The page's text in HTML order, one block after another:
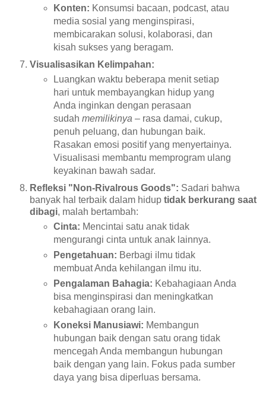
Konten: Konsumsi bacaan, podcast, atau
media sosial yang menginspirasi,
membicarakan solusi, kolaborasi, dan
kisah sukses yang beragam.
Visualisasikan Kelimpahan:
Luangkan waktu beberapa menit setiap
hari untuk membayangkan hidup yang
Anda inginkan dengan perasaan
sudah memilikinya – rasa damai, cukup,
penuh peluang, dan hubungan baik.
Rasakan emosi positif yang menyertainya.
Visualisasi membantu memprogram ulang
keyakinan bawah sadar.
Refleksi "Non-Rivalrous Goods": Sadari bahwa
banyak hal terbaik dalam hidup tidak berkurang saat
dibagi, malah bertambah:
Cinta: Mencintai satu anak tidak
mengurangi cinta untuk anak lainnya.
Pengetahuan: Berbagi ilmu tidak
membuat Anda kehilangan ilmu itu.
Pengalaman Bahagia: Kebahagiaan Anda
bisa menginspirasi dan meningkatkan
kebahagiaan orang lain.
Koneksi Manusiawi: Membangun
hubungan baik dengan satu orang tidak
mencegah Anda membangun hubungan
baik dengan yang lain. Fokus pada sumber
daya yang bisa diperluas bersama.